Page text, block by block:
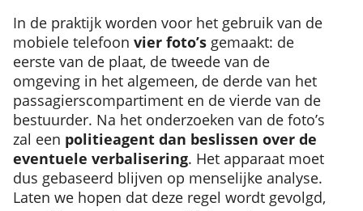
In de praktijk worden voor het gebruik van de
mobiele telefoon vier foto’s gemaakt: de
eerste van de plaat, de tweede van de
omgeving in het algemeen, de derde van het
passagierscompartiment en de vierde van de
bestuurder. Na het onderzoeken van de foto’s
zal een politieagent dan beslissen over de
eventuele verbalisering. Het apparaat moet
dus gebaseerd blijven op menselijke analyse.
Laten we hopen dat deze regel wordt gevolgd,